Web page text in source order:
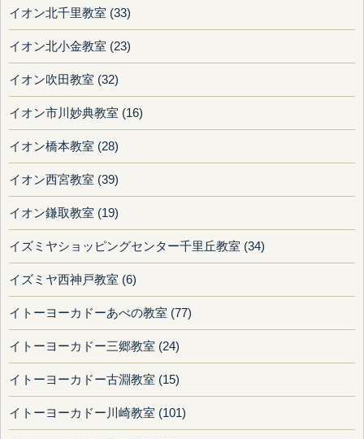
イオン北千里教室 (33)
イオン北小金教室 (23)
イオン吹田教室 (32)
イオン市川妙典教室 (16)
イオン橋本教室 (28)
イオン西宮教室 (39)
イオン鎌取教室 (19)
イズミヤショッピングセンター千里丘教室 (34)
イズミヤ西神戸教室 (6)
イトーヨーカドーあべの教室 (77)
イトーヨーカドー三郷教室 (24)
イトーヨーカドー古淵教室 (15)
イトーヨーカドー川崎教室 (101)